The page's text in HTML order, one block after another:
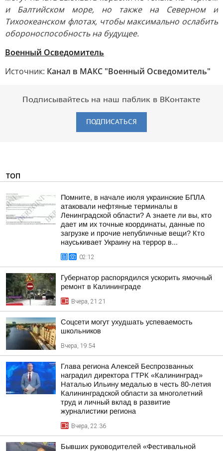
и Балтийском море, но также на Северном и
Тихоокеанском флотах, чтобы максимально ослабить
обороноспособность на будущее.
Военный Осведомитель
Источник: Канал в МАКС "Военный Осведомитель"
Подписывайтесь на наш паблик в ВКонтакте
ПОДПИСАТЬСЯ
ТОП
Помните, в начале июля украинские БПЛА
атаковали нефтяные терминалы в
Ленинградской области? А знаете ли вы, кто
дает им их точные координаты, данные по
загрузке и прочие непубличные вещи? Кто
науськивает Украину на террор в...
02:12
Губернатор распорядился ускорить ямочный
ремонт в Калининграде
Вчера, 21:21
Соцсети могут ухудшать успеваемость
школьников
Вчера, 19:54
Глава региона Алексей Беспрозванных
наградил директора ГТРК «Калининград»
Наталью Ильину медалью в честь 80-летия
Калининградской области за многолетний
труд и личный вклад в развитие
журналистики региона
Вчера, 22:36
Бывших руководителей «Фестивальной